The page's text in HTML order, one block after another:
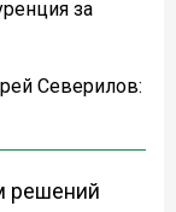
за
Северилов:
решений